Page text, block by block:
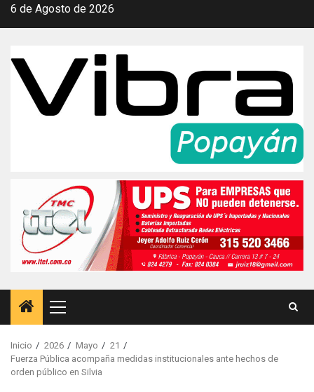
Saltar
6 de Agosto de 2026
Menú
principal
Inicio 2026 Mayo
21
Fuerza Pública acompaña medidas institucionales ante hechos de
orden público en Silvia